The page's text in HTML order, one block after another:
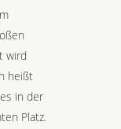
wird
heißt
in der
Platz.